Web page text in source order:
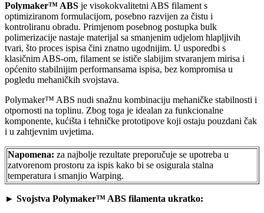
Polymaker™ ABS je visokokvalitetni ABS filament s
optimiziranom formulacijom, posebno razvijen za čistu i
kontroliranu obradu. Primjenom posebnog postupka bulk
polimerizacije nastaje materijal sa smanjenim udjelom hlapljivih
tvari, što proces ispisa čini znatno ugodnijim. U usporedbi s
klasičnim ABS-om, filament se ističe slabijim stvaranjem mirisa i
općenito stabilnijim performansama ispisa, bez kompromisa u
pogledu mehaničkih svojstava.
Polymaker™ ABS nudi snažnu kombinaciju mehaničke stabilnosti i
otpornosti na toplinu. Zbog toga je idealan za funkcionalne
komponente, kućišta i tehničke prototipove koji ostaju pouzdani čak
i u zahtjevnim uvjetima.
Napomena: za najbolje rezultate preporučuje se upotreba u
zatvorenom prostoru za ispis kako bi se osigurala stalna
temperatura i smanjio Warping.
► Svojstva Polymaker™ ABS filamenta ukratko: